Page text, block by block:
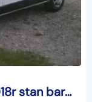
Renault Trafic III 1.6d 95KM 2018r stan bardzo dobry